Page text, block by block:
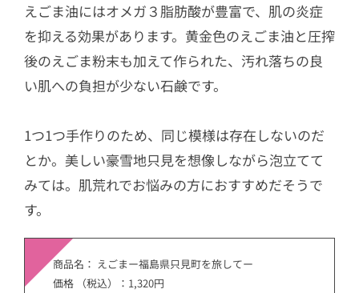
えごま油にはオメガ３脂肪酸が豊富で、肌の炎症
を抑える効果があります。黄金色のえごま油と圧搾
後のえごま粉末も加えて作られた、汚れ落ちの良
い肌への負担が少ない石鹸です。
1つ1つ手作りのため、同じ模様は存在しないのだ
とか。美しい豪雪地只見を想像しながら泡立てて
みては。肌荒れでお悩みの方におすすめだそうで
す。
商品名： えごまー福島県只見町を旅してー
価格 （税込）：1,320円